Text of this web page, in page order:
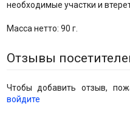
необходимые участки и
Масса нетто: 90 г.
Отзывы
Чтобы добавить отзыв,
войдите